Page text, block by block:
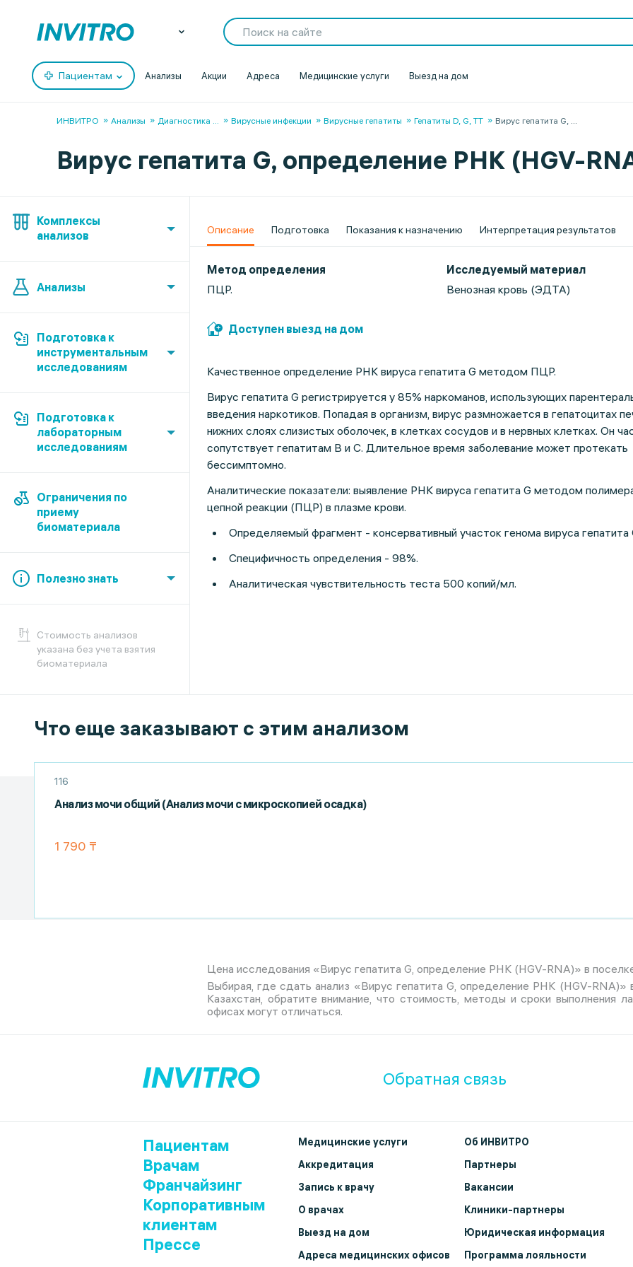
Пациентам Анализы Акции Адреса Медицинские услуги Выезд на дом
ИНВИТРО Анализы Диагностика ... Вирусные инфекции Вирусные гепатиты Гепатиты D, G, TT Вирус гепатита G, ...
Вирус гепатита G, определение РНК (HGV-
Комплексы
анализов
Анализы
Подготовка к
инструментальным
исследованиям
Подготовка к
лабораторным
исследованиям
Ограничения по
приему
биоматериала
Полезно знать
Cтоимость анализов
указана без учета взятия
биоматериала
Описание Подготовка Показания к назначению Интерпретация результатов
Метод определения
ПЦР.
Исследуемый материал
Венозная кровь (ЭДТА)
Доступен выезд на дом
Качественное определение РНК вируса гепатита G методом ПЦР.
Вирус гепатита G регистрируется у 85% наркоманов, использующих
введения наркотиков. Попадая в организм, вирус размножается в гепатоцитах
нижних слоях слизистых оболочек, в клетках сосудов и в нервных клетках. Он
сопутствует гепатитам В и С. Длительное время заболевание может протекать
бессимптомно.
Аналитические показатели: выявление РНК вируса гепатита G методом
цепной реакции (ПЦР) в плазме крови.
Определяемый фрагмент - консервативный участок генома вируса гепатита
Специфичность определения - 98%.
Аналитическая чувствительность теста 500 копий/мл.
Что еще заказывают с этим анализом
116
Анализ мочи общий (Анализ мочи с микроскопией осадка)
1 790 ₸
Цена исследования «Вирус гепатита G, определение РНК (HGV-RNA)» в
Выбирая, где сдать анализ «Вирус гепатита G, определение РНК (HGV-RNA)»
Казахстан, обратите внимание, что стоимость, методы и сроки выполнения
офисах могут отличаться.
Обратная связь
Пациентам
Врачам
Франчайзинг
Корпоративным
клиентам
Прессе
Медицинские услуги
Аккредитация
Запись к врачу
О врачах
Выезд на дом
Адреса медицинских офисов
Об ИНВИТРО
Партнеры
Вакансии
Клиники-партнеры
Юридическая информация
Программа лояльности